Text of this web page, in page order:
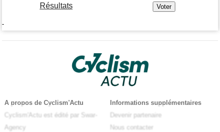
Résultats
-
A propos de Cyclism'Actu
Cyclism'Actu est édité par Swar-
Agency
Informations supplémentaires
Devenir partenaire
Nous contacter